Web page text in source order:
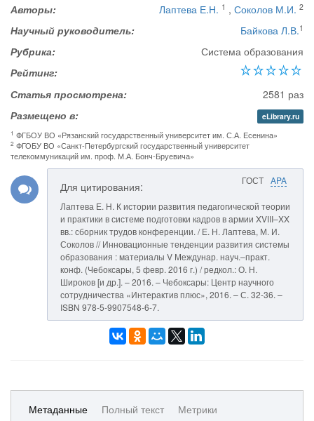
Авторы:
Лаптева Е.Н. 1 , Соколов М.И. 2
Научный руководитель: Байкова Л.В.1
Рубрика:
Система образования
Рейтинг:
Статья просмотрена:
2581 раз
Размещено в:
eLibrary.ru
1 ФГБОУ ВО «Рязанский государственный университет им. С.А. Есенина»
2 ФГОБУ ВО «Санкт-Петербургский государственный университет
телекоммуникаций им. проф. М.А. Бонч-Бруевича»
ГОСТ APA
Для цитирования:
Лаптева Е. Н. К истории развития педагогической теории
и практики в системе подготовки кадров в армии XVIII–XX
вв.: сборник трудов конференции. / Е. Н. Лаптева, М. И.
Соколов // Инновационные тенденции развития системы
образования : материалы V Междунар. науч.–практ.
конф. (Чебоксары, 5 февр. 2016 г.) / редкол.: О. Н.
Широков [и др.]. – 2016. – Чебоксары: Центр научного
сотрудничества «Интерактив плюс», 2016. – С. 32-36. –
ISBN 978-5-9907548-6-7.
Метаданные Полный текст Метрики